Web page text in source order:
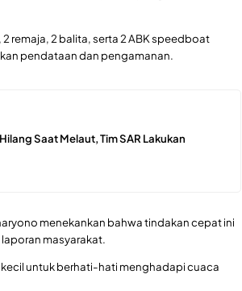
remaja, 2 balita, serta 2 ABK speedboat
pendataan dan pengamanan.
Saat Melaut, Tim SAR Lakukan
menekankan bahwa tindakan cepat ini
masyarakat.
untuk berhati-hati menghadapi cuaca